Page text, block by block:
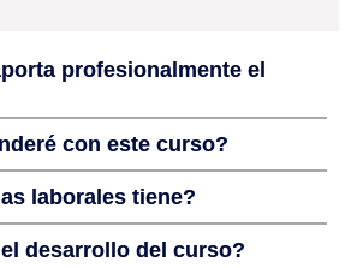
profesionalmente el
con este curso?
laborales tiene?
desarrollo del curso?